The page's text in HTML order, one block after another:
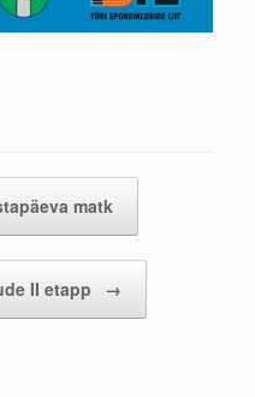
matk
II etapp →